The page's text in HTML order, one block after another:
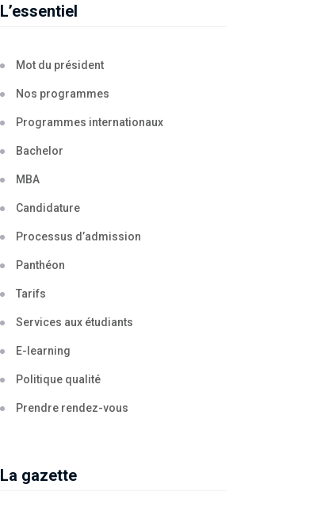
L’essentiel
Mot du président
Nos programmes
Programmes internationaux
Bachelor
MBA
Candidature
Processus d’admission
Panthéon
Tarifs
Services aux étudiants
E-learning
Politique qualité
Prendre rendez-vous
La gazette